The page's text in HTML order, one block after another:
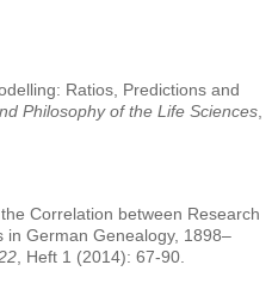
Ratios, Predictions and
Philosophy of the Life Sciences,
Correlation between Research
in German Genealogy, 1898–
, Heft 1 (2014): 67-90.